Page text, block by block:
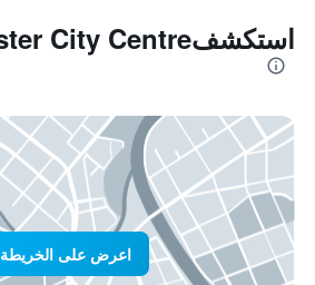
استكشفLeicester City Centre, لستر
اعرض على الخريطة